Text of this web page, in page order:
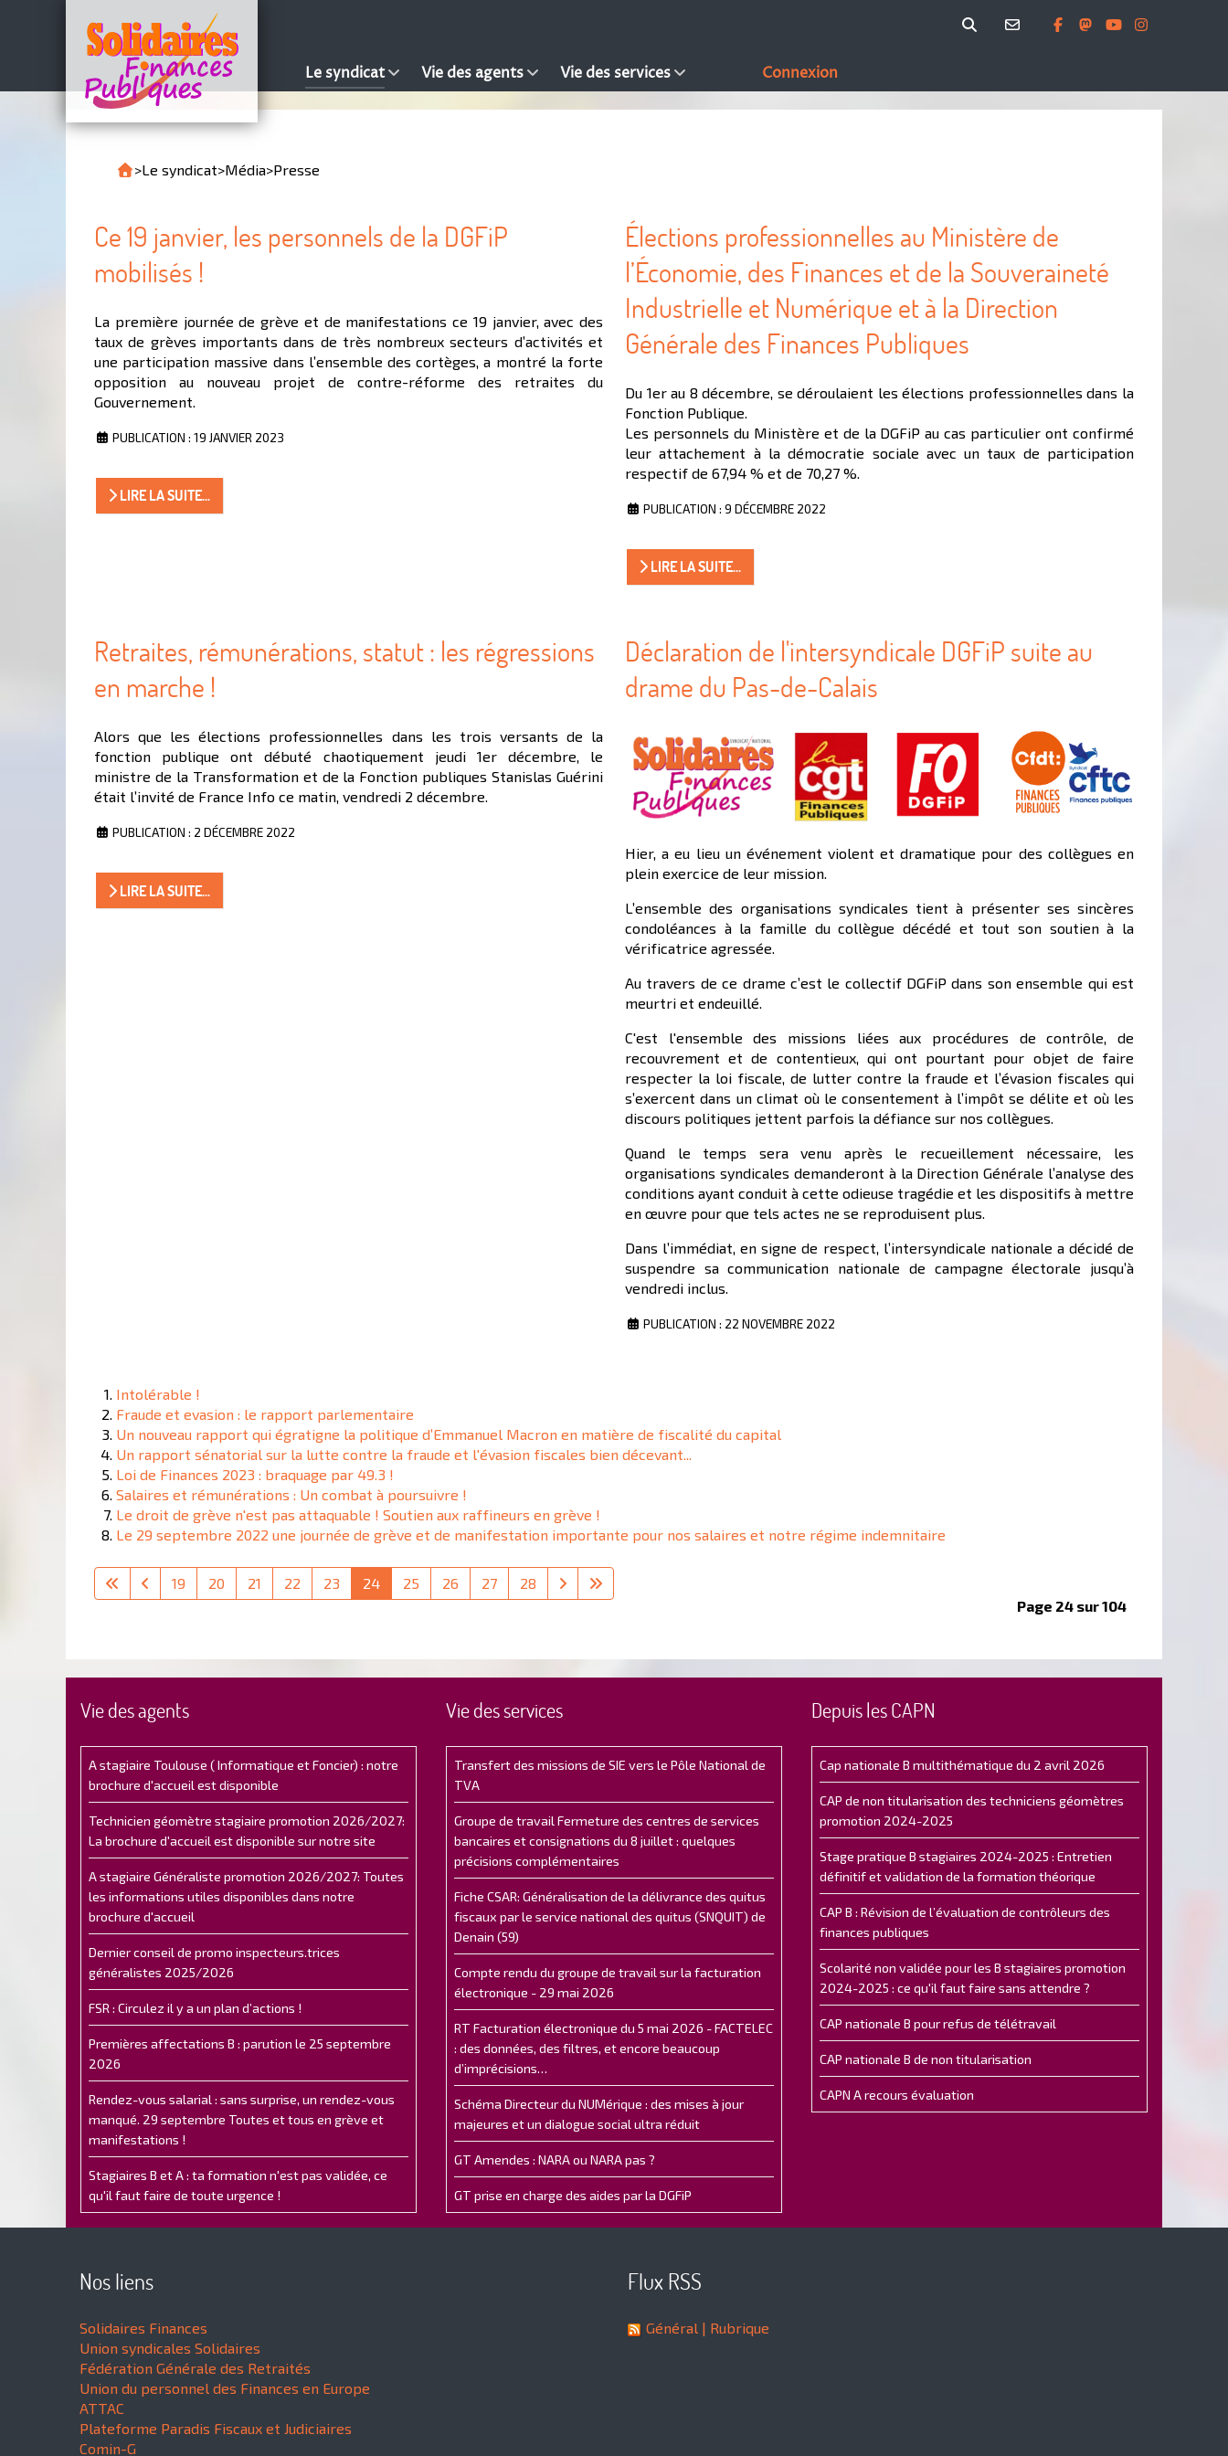
Le syndicat Vie des agents Vie des services Connexion
>Le syndicat>Média>Presse
Ce 19 janvier, les personnels de la DGFiP
mobilisés !
La première journée de grève et de manifestations ce 19 janvier, avec des
taux de grèves importants dans de très nombreux secteurs d’activités et
une participation massive dans l’ensemble des cortèges, a montré la forte
opposition au nouveau projet de contre-réforme des retraites du
Gouvernement.
PUBLICATION : 19 JANVIER 2023
LIRE LA SUITE...
Élections professionnelles au Ministère de
l’Économie, des Finances et de la Souveraineté
Industrielle et Numérique et à la Direction
Générale des Finances Publiques
Du 1er au 8 décembre, se déroulaient les élections professionnelles dans la
Fonction Publique.
Les personnels du Ministère et de la DGFiP au cas particulier ont confirmé
leur attachement à la démocratie sociale avec un taux de participation
respectif de 67,94 % et de 70,27 %.
PUBLICATION : 9 DÉCEMBRE 2022
LIRE LA SUITE...
Retraites, rémunérations, statut : les régressions
en marche !
Alors que les élections professionnelles dans les trois versants de la
fonction publique ont débuté chaotiquement jeudi 1er décembre, le
ministre de la Transformation et de la Fonction publiques Stanislas Guérini
était l’invité de France Info ce matin, vendredi 2 décembre.
PUBLICATION : 2 DÉCEMBRE 2022
LIRE LA SUITE...
Déclaration de l'intersyndicale DGFiP suite au
drame du Pas-de-Calais
Hier, a eu lieu un événement violent et dramatique pour des collègues en
plein exercice de leur mission.
L’ensemble des organisations syndicales tient à présenter ses sincères
condoléances à la famille du collègue décédé et tout son soutien à la
vérificatrice agressée.
Au travers de ce drame c’est le collectif DGFiP dans son ensemble qui est
meurtri et endeuillé.
C'est l'ensemble des missions liées aux procédures de contrôle, de
recouvrement et de contentieux, qui ont pourtant pour objet de faire
respecter la loi fiscale, de lutter contre la fraude et l’évasion fiscales qui
s’exercent dans un climat où le consentement à l’impôt se délite et où les
discours politiques jettent parfois la défiance sur nos collègues.
Quand le temps sera venu après le recueillement nécessaire, les
organisations syndicales demanderont à la Direction Générale l’analyse des
conditions ayant conduit à cette odieuse tragédie et les dispositifs à mettre
en œuvre pour que tels actes ne se reproduisent plus.
Dans l’immédiat, en signe de respect, l’intersyndicale nationale a décidé de
suspendre sa communication nationale de campagne électorale jusqu’à
vendredi inclus.
PUBLICATION : 22 NOVEMBRE 2022
Intolérable !
Fraude et evasion : le rapport parlementaire
Un nouveau rapport qui égratigne la politique d’Emmanuel Macron en matière de fiscalité du capital
Un rapport sénatorial sur la lutte contre la fraude et l'évasion fiscales bien décevant...
Loi de Finances 2023 : braquage par 49.3 !
Salaires et rémunérations : Un combat à poursuivre !
Le droit de grève n'est pas attaquable ! Soutien aux raffineurs en grève !
Le 29 septembre 2022 une journée de grève et de manifestation importante pour nos salaires et notre régime indemnitaire
Page 24 sur 104
19 20 21 22 23 24 25 26 27 28
Vie des agents
A stagiaire Toulouse ( Informatique et Foncier) : notre
brochure d'accueil est disponible
Technicien géomètre stagiaire promotion 2026/2027:
La brochure d'accueil est disponible sur notre site
A stagiaire Généraliste promotion 2026/2027: Toutes
les informations utiles disponibles dans notre
brochure d'accueil
Dernier conseil de promo inspecteurs.trices
généralistes 2025/2026
FSR : Circulez il y a un plan d’actions !
Premières affectations B : parution le 25 septembre
2026
Rendez-vous salarial : sans surprise, un rendez-vous
manqué. 29 septembre Toutes et tous en grève et
manifestations !
Stagiaires B et A : ta formation n'est pas validée, ce
qu'il faut faire de toute urgence !
Vie des services
Transfert des missions de SIE vers le Pôle National de
TVA
Groupe de travail Fermeture des centres de services
bancaires et consignations du 8 juillet : quelques
précisions complémentaires
Fiche CSAR: Généralisation de la délivrance des quitus
fiscaux par le service national des quitus (SNQUIT) de
Denain (59)
Compte rendu du groupe de travail sur la facturation
électronique - 29 mai 2026
RT Facturation électronique du 5 mai 2026 - FACTELEC
: des données, des filtres, et encore beaucoup
d’imprécisions…
Schéma Directeur du NUMérique : des mises à jour
majeures et un dialogue social ultra réduit
GT Amendes : NARA ou NARA pas ?
GT prise en charge des aides par la DGFiP
Depuis les CAPN
Cap nationale B multithématique du 2 avril 2026
CAP de non titularisation des techniciens géomètres
promotion 2024-2025
Stage pratique B stagiaires 2024-2025 : Entretien
définitif et validation de la formation théorique
CAP B : Révision de l’évaluation de contrôleurs des
finances publiques
Scolarité non validée pour les B stagiaires promotion
2024-2025 : ce qu'il faut faire sans attendre ?
CAP nationale B pour refus de télétravail
CAP nationale B de non titularisation
CAPN A recours évaluation
Nos liens
Solidaires Finances
Union syndicales Solidaires
Fédération Générale des Retraités
Union du personnel des Finances en Europe
ATTAC
Plateforme Paradis Fiscaux et Judiciaires
Comin-G
Flux RSS
Général | Rubrique